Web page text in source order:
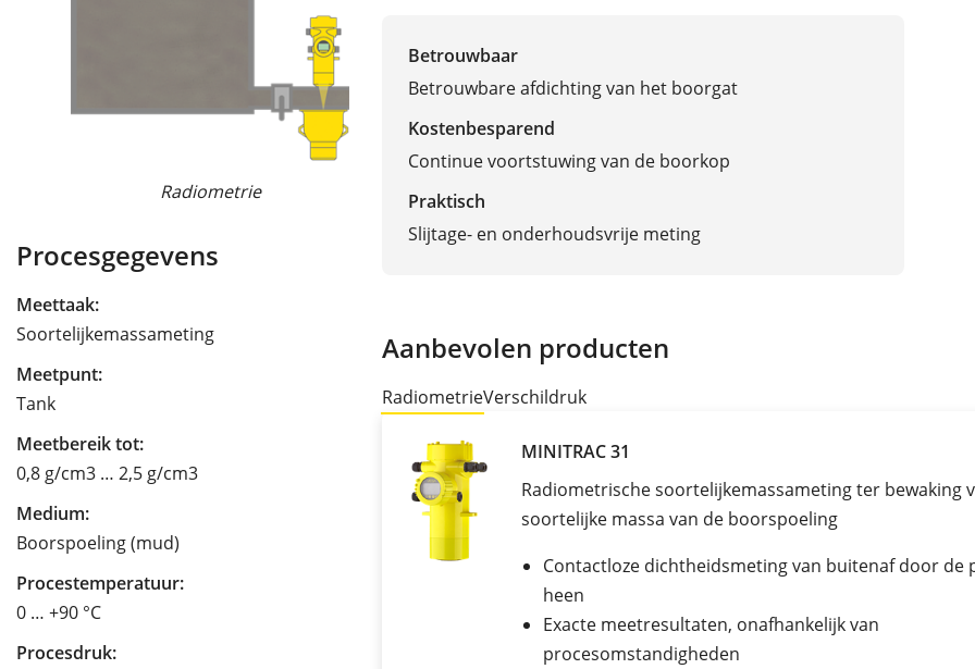
Radiometrie Verschildruk
Procesgegevens
Meettaak:
Soortelijkemassameting
Meetpunt:
Tank
Meetbereik tot:
0,8 g/cm3 … 2,5 g/cm3
Medium:
Boorspoeling (mud)
Procestemperatuur:
0 … +90 °C
Procesdruk:
Betrouwbaar
Betrouwbare afdichting van het boorgat
Kostenbesparend
Continue voortstuwing van de boorkop
Praktisch
Slijtage- en onderhoudsvrije meting
Aanbevolen producten
RadiometrieVerschildruk
MINITRAC 31
Radiometrische soortelijkemassameting ter bewaking
soortelijke massa van de boorspoeling
Contactloze dichtheidsmeting van buitenaf door de
heen
Exacte meetresultaten, onafhankelijk van
procesomstandigheden